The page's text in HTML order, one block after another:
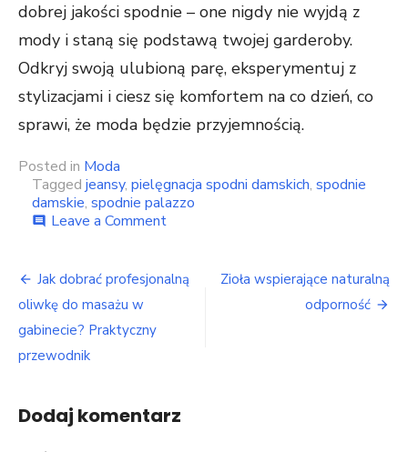
dobrej jakości spodnie – one nigdy nie wyjdą z
mody i staną się podstawą twojej garderoby.
Odkryj swoją ulubioną parę, eksperymentuj z
stylizacjami i ciesz się komfortem na co dzień, co
sprawi, że moda będzie przyjemnością.
Posted in Moda
Tagged jeansy, pielęgnacja spodni damskich, spodnie
damskie, spodnie palazzo
comment Leave a Commenton
–
uniwersalny
Nawigacja
wpisu
Jak dobrać profesjonalną
oliwkę do masażu w
gabinecie? Praktyczny
przewodnik
Zioła wspierające naturalną
odporność
Dodaj komentarz